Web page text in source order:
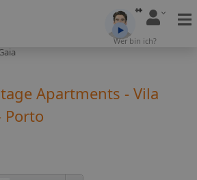
Wer bin ich?
Apartments - Vila
Porto